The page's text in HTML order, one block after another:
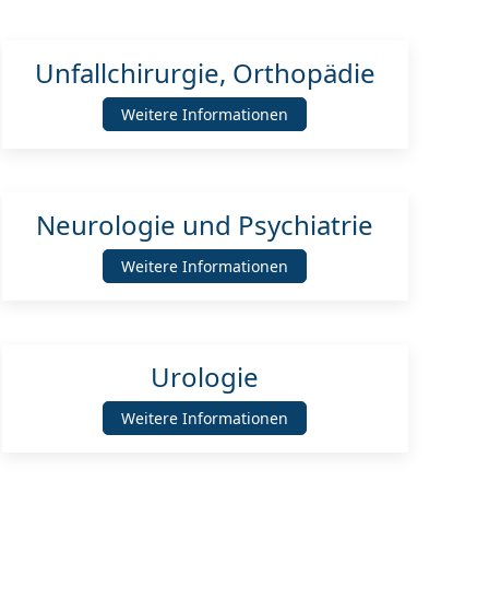
Unfallchirurgie, Orthopädie
Weitere Informationen
Neurologie und Psychiatrie
Weitere Informationen
Urologie
Weitere Informationen